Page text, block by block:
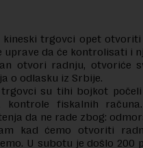
kineski trgovci opet
uprave da će kontrolisati i
otvori radnju, otvoriće
o odlasku iz Srbije.
trgovci su tihi bojkot
kontrole fiskalnih
da ne rade zbog:
kad ćemo otvoriti
U subotu je došlo 200